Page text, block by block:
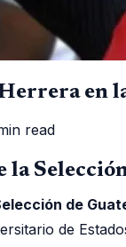
en
read
de
de